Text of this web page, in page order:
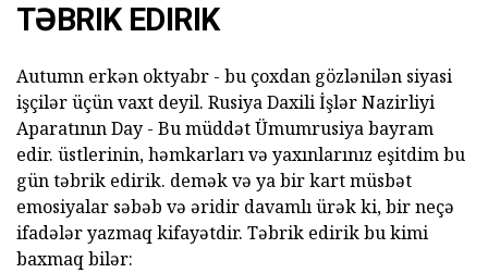
TƏBRIK EDIRIK
Autumn erkən oktyabr - bu çoxdan gözlənilən siyasi
işçilər üçün vaxt deyil. Rusiya Daxili İşlər Nazirliyi
Aparatının Day - Bu müddət Ümumrusiya bayram
edir. üstlerinin, həmkarları və yaxınlarınız eşitdim bu
gün təbrik edirik. demək və ya bir kart müsbət
emosiyalar səbəb və əridir davamlı ürək ki, bir neçə
ifadələr yazmaq kifayətdir. Təbrik edirik bu kimi
baxmaq bilər: